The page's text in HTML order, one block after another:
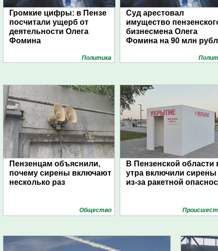
Громкие цифры: в Пензе
посчитали ущерб от
деятельности Олега
Фомина
Политика
Суд арестовал
имущество
бизнесмена Олега
Фомина на 90 млн
Пензенцам объяснили,
почему сирены включают
несколько раз
Общество
В Пензенской области
утра включили сирены
из-за ракетной